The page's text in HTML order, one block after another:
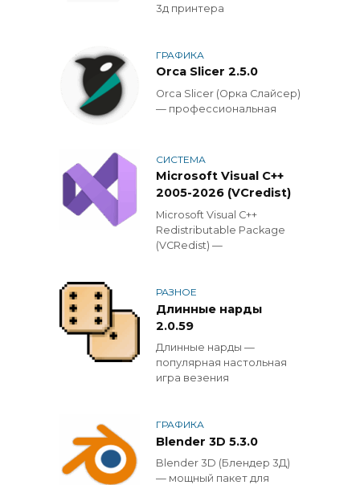
3д принтера
ГРАФИКА
Orca Slicer 2.5.0
Orca Slicer (Орка Слайсер)
— профессиональная
СИСТЕМА
Microsoft Visual C++
2005-2026 (VCredist)
Microsoft Visual C++
Redistributable Package
(VCRedist) —
РАЗНОЕ
Длинные нарды
2.0.59
Длинные нарды —
популярная настольная
игра везения
ГРАФИКА
Blender 3D 5.3.0
Blender 3D (Блендер 3Д)
— мощный пакет для